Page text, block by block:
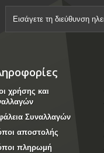
χρήσης και
Συναλλαγών
αποστολής
πληρωμή